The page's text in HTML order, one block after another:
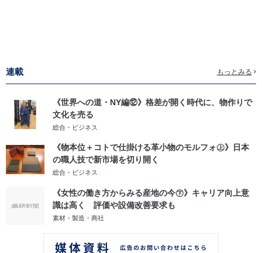
連載 もっとみる
《世界への道・NY編⑫》格差が開く時代に、物作りで
文化を売る
総合・ビジネス
《物本位＋コトで仕掛ける革小物のモルフォ㊤》日本
の職人技で新市場を切り開く
総合・ビジネス
《女性の働き方からみる産地の今㊦》キャリア向上意
識は高く 評価や設備改善要求も
素材・製造・商社